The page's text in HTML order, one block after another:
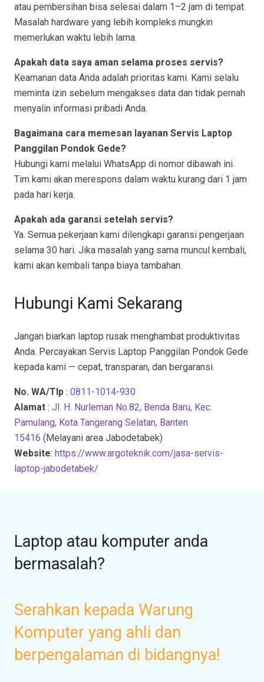
atau pembersihan bisa selesai dalam 1–2 jam di tempat.
Masalah hardware yang lebih kompleks mungkin
memerlukan waktu lebih lama.
Apakah data saya aman selama proses servis?
Keamanan data Anda adalah prioritas kami. Kami selalu
meminta izin sebelum mengakses data dan tidak pernah
menyalin informasi pribadi Anda.
Bagaimana cara memesan layanan Servis Laptop
Panggilan Pondok Gede?
Hubungi kami melalui WhatsApp di nomor dibawah ini.
Tim kami akan merespons dalam waktu kurang dari 1 jam
pada hari kerja.
Apakah ada garansi setelah servis?
Ya. Semua pekerjaan kami dilengkapi garansi pengerjaan
selama 30 hari. Jika masalah yang sama muncul kembali,
kami akan kembali tanpa biaya tambahan.
Hubungi Kami Sekarang
Jangan biarkan laptop rusak menghambat produktivitas
Anda. Percayakan Servis Laptop Panggilan Pondok Gede
kepada kami — cepat, transparan, dan bergaransi.
No. WA/Tlp : 0811-1014-930
Alamat : Jl. H. Nurleman No.82, Benda Baru, Kec.
Pamulang, Kota Tangerang Selatan, Banten
15416 (Melayani area Jabodetabek)
Website: https://www.argoteknik.com/jasa-servis-
laptop-jabodetabek/
Laptop atau komputer anda
bermasalah?
Serahkan kepada Warung
Komputer yang ahli dan
berpengalaman di bidangnya!